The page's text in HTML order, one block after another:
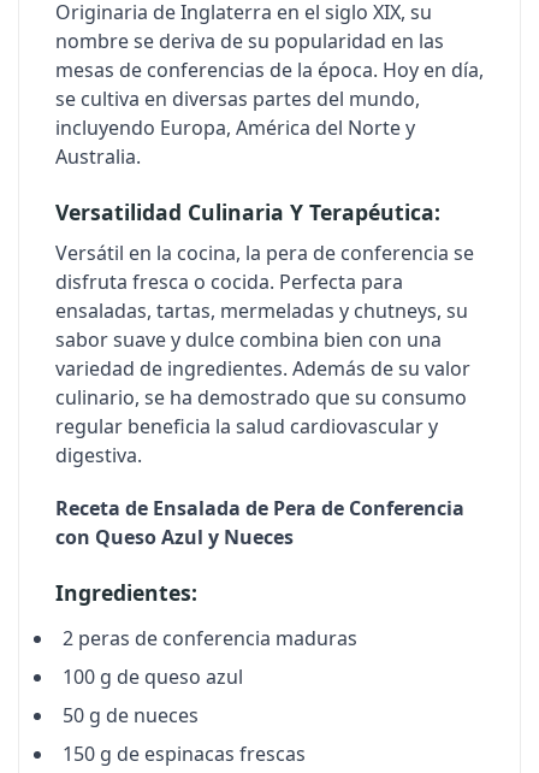
Originaria de Inglaterra en el siglo XIX, su
nombre se deriva de su popularidad en las
mesas de conferencias de la época. Hoy en día,
se cultiva en diversas partes del mundo,
incluyendo Europa, América del Norte y
Australia.
Versatilidad Culinaria Y Terapéutica:
Versátil en la cocina, la pera de conferencia se
disfruta fresca o cocida. Perfecta para
ensaladas, tartas, mermeladas y chutneys, su
sabor suave y dulce combina bien con una
variedad de ingredientes. Además de su valor
culinario, se ha demostrado que su consumo
regular beneficia la salud cardiovascular y
digestiva.
Receta de Ensalada de Pera de Conferencia
con Queso Azul y Nueces
Ingredientes:
2 peras de conferencia maduras
100 g de queso azul
50 g de nueces
150 g de espinacas frescas